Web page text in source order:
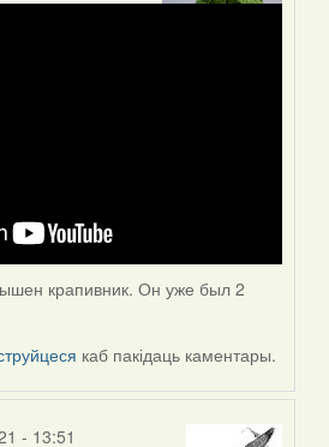
крапивник. Он уже был 2
каб пакідаць каментары.
- 13:51